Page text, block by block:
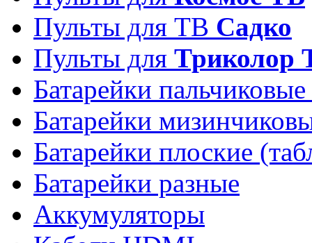
Пульты для ТВ Садко
Пульты для Триколор
Батарейки
Батарейки
Батарейки плоские
Батарейки разные
Аккумуляторы